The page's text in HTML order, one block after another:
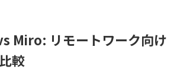
Miro: リモートワーク向け
較